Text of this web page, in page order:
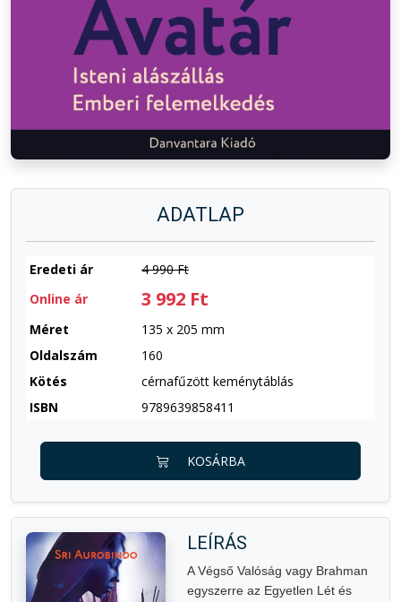
ADATLAP
Eredeti ár
4 990 Ft
Online ár
3 992 Ft
Méret
135 x 205 mm
Oldalszám
160
Kötés
cérnafűzött keménytáblás
ISBN
9789639858411
KOSÁRBA
LEÍRÁS
A Végső Valóság vagy Brahman
egyszerre az Egyetlen Lét és